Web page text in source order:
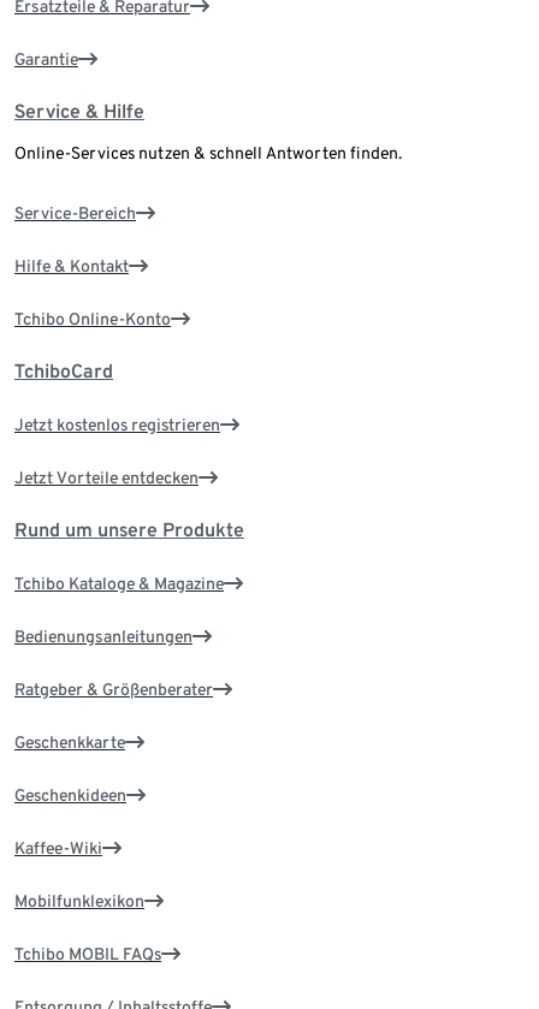
Ersatzteile & Reparatur
Garantie
Service & Hilfe
Online-Services nutzen & schnell Antworten finden.
Service-Bereich
Hilfe & Kontakt
Tchibo Online-Konto
TchiboCard
Jetzt kostenlos registrieren
Jetzt Vorteile entdecken
Rund um unsere Produkte
Tchibo Kataloge & Magazine
Bedienungsanleitungen
Ratgeber & Größenberater
Geschenkkarte
Geschenkideen
Kaffee-Wiki
Mobilfunklexikon
Tchibo MOBIL FAQs